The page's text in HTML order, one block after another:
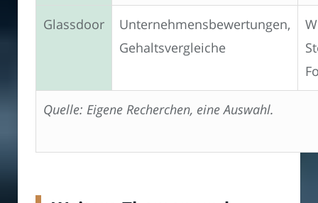
Glassdoor
Unternehmensbewertungen,
Gehaltsvergleiche
Quelle: Eigene Recherchen, eine Auswahl.